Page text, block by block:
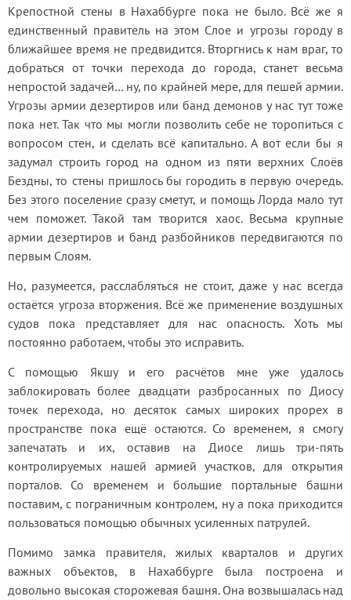
Крепостной стены в Нахаббурге пока не было. Всё же я
единственный правитель на этом Слое и угрозы городу в
ближайшее время не предвидится. Вторгнись к нам враг, то
добраться от точки перехода до города, станет весьма
непростой задачей… ну, по крайней мере, для пешей армии.
Угрозы армии дезертиров или банд демонов у нас тут тоже
пока нет. Так что мы могли позволить себе не торопиться с
вопросом стен, и сделать всё капитально. А вот если бы я
задумал строить город на одном из пяти верхних Слоёв
Бездны, то стены пришлось бы городить в первую очередь.
Без этого поселение сразу сметут, и помощь Лорда мало тут
чем поможет. Такой там творится хаос. Весьма крупные
армии дезертиров и банд разбойников передвигаются по
первым Слоям.
Но, разумеется, расслабляться не стоит, даже у нас всегда
остаётся угроза вторжения. Всё же применение воздушных
судов пока представляет для нас опасность. Хоть мы
постоянно работаем, чтобы это исправить.
С помощью Якшу и его расчётов мне уже удалось
заблокировать более двадцати разбросанных по Диосу
точек перехода, но десяток самых широких прорех в
пространстве пока ещё остаются. Со временем, я смогу
запечатать и их, оставив на Диосе лишь три-пять
контролируемых нашей армией участков, для открытия
порталов. Со временем и большие портальные башни
поставим, с пограничным контролем, ну а пока приходится
пользоваться помощью обычных усиленных патрулей.
Помимо замка правителя, жилых кварталов и других
важных объектов, в Нахаббурге была построена и
довольно высокая сторожевая башня. Она возвышалась над